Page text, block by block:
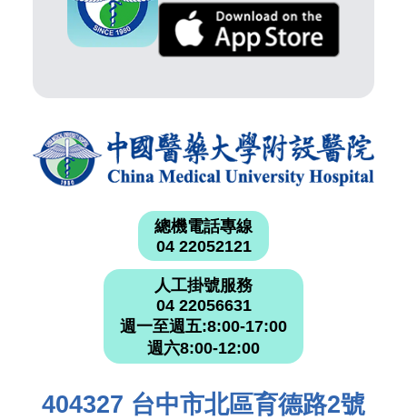
總機電話專線
04 22052121
人工掛號服務
04 22056631
週一至週五:8:00-17:00
週六8:00-12:00
404327 台中市北區育德路2號